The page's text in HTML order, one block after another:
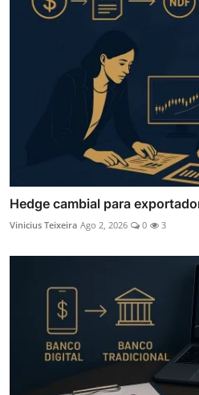
Hedge cambial para
Vinicius Teixeira Ago 2, 2026 0 3